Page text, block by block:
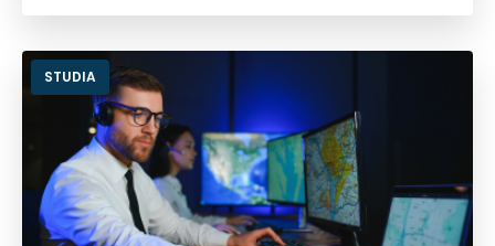
STUDIA